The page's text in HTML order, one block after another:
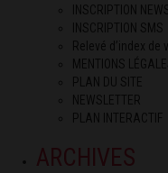
INSCRIPTION
INSCRIPTION SMS
Relevé d’index
MENTIONS LÉGALES
PLAN DU SITE
NEWSLETTER
PLAN INTERACTIF
ARCHIVES